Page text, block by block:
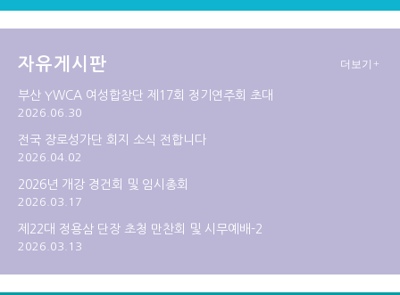
[제12차] 2014년 ... [제11차] 미국 디... [제10차] 캐나다, ...
자유게시판 더보기+
부산 YWCA 여성합창단 제17회 정기연주회 초대
2026.06.30
전국 장로성가단 회지 소식 전합니다
2026.04.02
2026년 개강 경건회 및 임시총회
2026.03.17
제22대 정용삼 단장 초청 만찬회 및 시무예배-2
2026.03.13